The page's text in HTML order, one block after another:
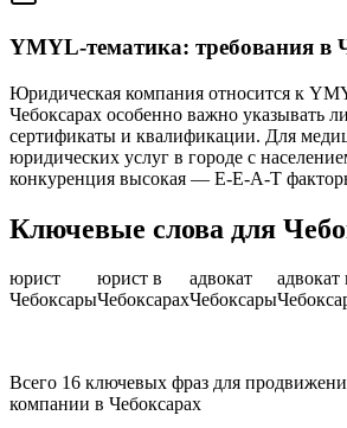
YMYL-тематика: требования в
Юридическая компания относится к
Чебоксарах особенно важно указывать
сертификаты и квалификации. Для
юридических услуг в городе с
конкуренция высокая — E-E-A-T
Ключевые слова для
юрист
Чебоксары
юрист в
Чебоксарах
адвокат
Чебоксары
адвокат
Всего 16 ключевых фраз для
компании в Чебоксарах